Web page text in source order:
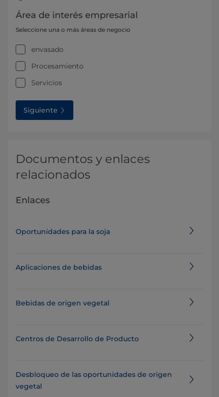
Área de interés empresarial
Seleccione una o más áreas de negocio
envasado
Procesamiento
Servicios
Siguiente
Documentos y enlaces
relacionados
Enlaces
Oportunidades para la soja
Aplicaciones de bebidas
Bebidas de origen vegetal
Centros de Desarrollo de Producto
Desbloqueo de las oportunidades de origen
vegetal